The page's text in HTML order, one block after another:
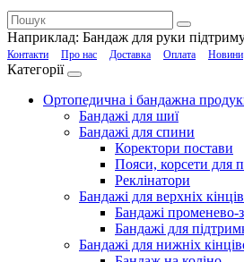
Наприклад: Бандаж для руки
Контакти Про нас Доставка Оплата Новини
Категорії
Ортопедична і бандажна
Бандажі для шиї
Бандажі для спини
Коректори постави
Пояси, корсети для
Реклінатори
Бандажі для верхніх
Бандажі променево-
Бандажі для
Бандажі для нижніх